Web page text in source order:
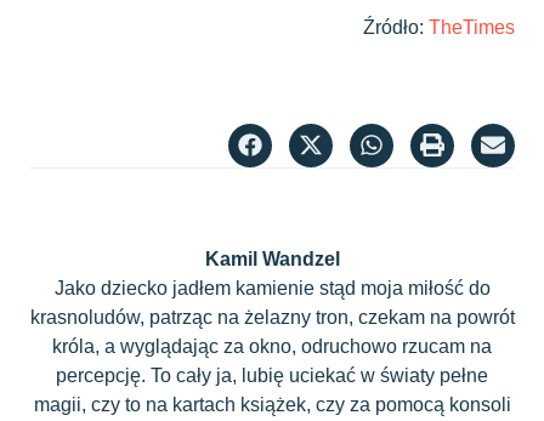
Źródło: TheTimes
Kamil Wandzel
Jako dziecko jadłem kamienie stąd moja miłość do
krasnoludów, patrząc na żelazny tron, czekam na powrót
króla, a wyglądając za okno, odruchowo rzucam na
percepcję. To cały ja, lubię uciekać w światy pełne
magii, czy to na kartach książek, czy za pomocą konsoli